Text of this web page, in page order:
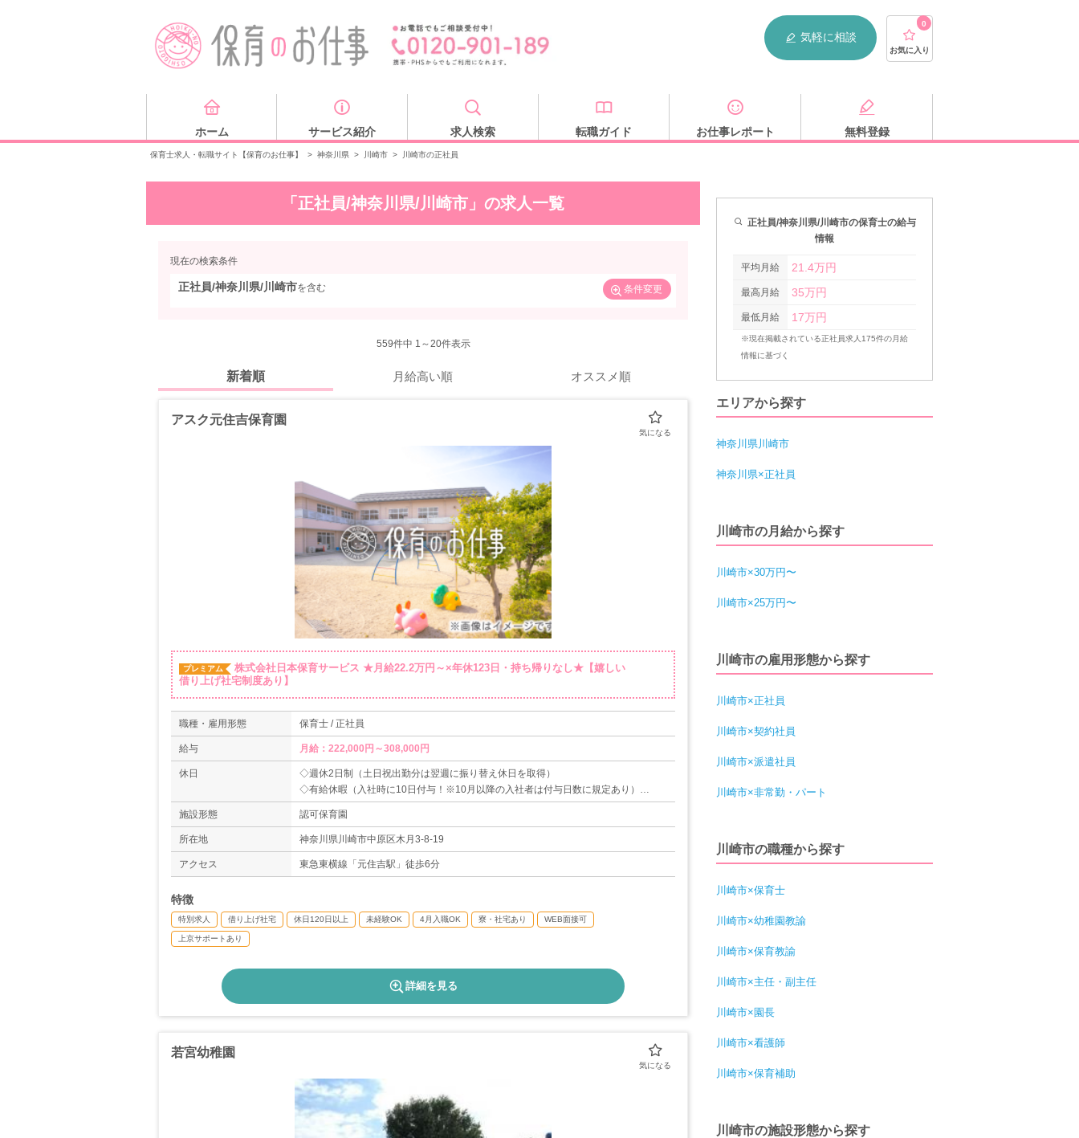
気軽に相談
0
お気に入り
ホーム サービス紹介 求人検索 転職ガイド お仕事レポート 無料登録
保育士求人・転職サイト【保育のお仕事】 > 神奈川県 > 川崎市 > 川崎市の正社員
「正社員/神奈川県/川崎市」の求人一覧
現在の検索条件
正社員/神奈川県/川崎市を含む 条件変更
559件中 1～20件表示
新着順 月給高い順 オススメ順
アスク元住吉保育園
プレミアム 株式会社日本保育サービス ★月給22.2万円～×年休123日・持ち帰りなし★【嬉しい
借り上げ社宅制度あり】
職種・雇用形態 保育士 / 正社員
給与 月給：222,000円～308,000円
休日
◇週休2日制（土日祝出勤分は翌週に振り替え休日を取得）
◇有給休暇（入社時に10日付与！※10月以降の入社者は付与日数に規定あり）
◇特別休暇
◇慶弔休暇（ご自身の結婚：5日以内等）
◇産休・育休
◇介護休暇
◇子の看護休暇（年5日）
施設形態 認可保育園
所在地 神奈川県川崎市中原区木月3-8-19
アクセス 東急東横線「元住吉駅」徒歩6分
特徴
特別求人 借り上げ社宅 休日120日以上 未経験OK 4月入職OK 寮・社宅あり WEB面接可
上京サポートあり
詳細を見る
若宮幼稚園
正社員/神奈川県/川崎市の保育士の給与
情報
平均月給 21.4万円
最高月給 35万円
最低月給 17万円
※現在掲載されている正社員求人175件の月給
情報に基づく
エリアから探す
神奈川県川崎市
神奈川県×正社員
川崎市の月給から探す
川崎市×30万円〜
川崎市×25万円〜
川崎市の雇用形態から探す
川崎市×正社員
川崎市×契約社員
川崎市×派遣社員
川崎市×非常勤・パート
川崎市の職種から探す
川崎市×保育士
川崎市×幼稚園教諭
川崎市×保育教諭
川崎市×主任・副主任
川崎市×園長
川崎市×看護師
川崎市×保育補助
川崎市の施設形態から探す